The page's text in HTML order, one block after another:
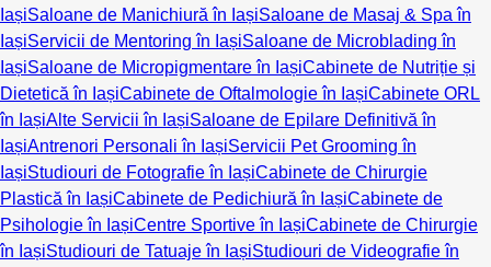
IașiSaloane de Manichiură în IașiSaloane de Masaj & Spa în
IașiServicii de Mentoring în IașiSaloane de Microblading în
IașiSaloane de Micropigmentare în IașiCabinete de Nutriție și
Dietetică în IașiCabinete de Oftalmologie în IașiCabinete ORL
în IașiAlte Servicii în IașiSaloane de Epilare Definitivă în
IașiAntrenori Personali în IașiServicii Pet Grooming în
IașiStudiouri de Fotografie în IașiCabinete de Chirurgie
Plastică în IașiCabinete de Pedichiură în IașiCabinete de
Psihologie în IașiCentre Sportive în IașiCabinete de Chirurgie
în IașiStudiouri de Tatuaje în IașiStudiouri de Videografie în